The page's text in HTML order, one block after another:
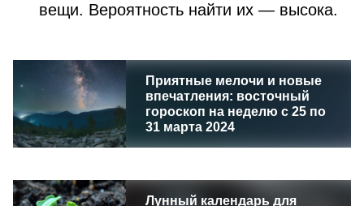
вещи. Вероятность найти их — высока.
Приятные мелочи и новые
впечатления: восточный
гороскоп на неделю с 25 по
31 марта 2024
Лунный календарь для